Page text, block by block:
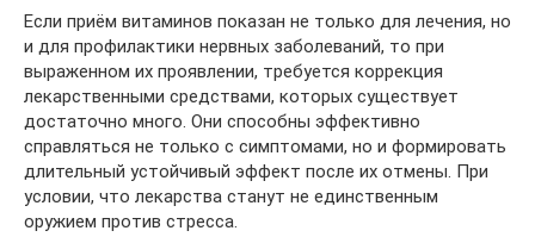
Если приём витаминов показан не только для лечения, но
и для профилактики нервных заболеваний, то при
выраженном их проявлении, требуется коррекция
лекарственными средствами, которых существует
достаточно много. Они способны эффективно
справляться не только с симптомами, но и формировать
длительный устойчивый эффект после их отмены. При
условии, что лекарства станут не единственным
оружием против стресса.